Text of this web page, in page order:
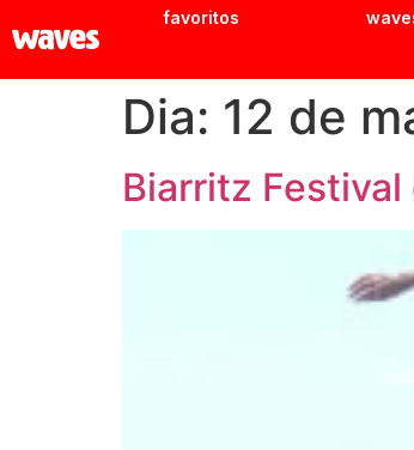
favoritos
Dia: 12 de
Biarritz